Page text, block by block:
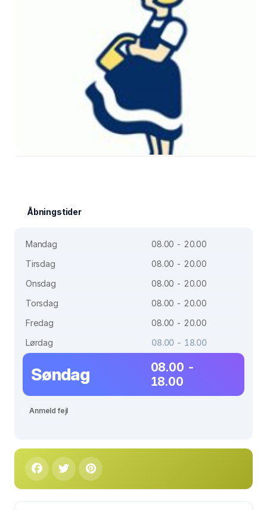
Åbningstider
Mandag
08.00 - 20.00
Tirsdag
08.00 - 20.00
Onsdag
08.00 - 20.00
Torsdag
08.00 - 20.00
Fredag
08.00 - 20.00
Lørdag
08.00 - 18.00
Søndag
08.00 -
18.00
Anmeld fejl